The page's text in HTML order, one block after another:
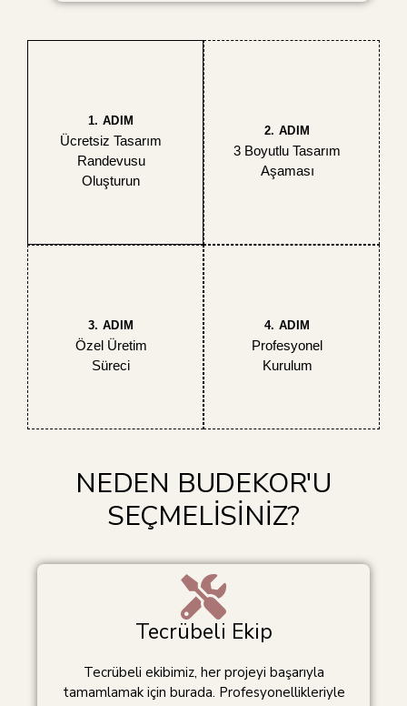
1. ADIM
Ücretsiz Tasarım
Randevusu
Oluşturun
2. ADIM
3 Boyutlu Tasarım
Aşaması
3. ADIM
Özel Üretim
Süreci
4. ADIM
Profesyonel
Kurulum
NEDEN BUDEKOR'U
SEÇMELİSİNİZ?
Tecrübeli Ekip
Tecrübeli ekibimiz, her projeyi başarıyla
tamamlamak için burada. Profesyonellikleriyle